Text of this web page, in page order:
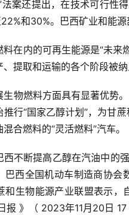
法案还提出，在技术可行性
和30%。巴西矿业和能
在内的可再生能源是“未来
提取和运输的各个阶段被
生物燃料方面具有显著优势
推行“国家乙醇计划”，为甘
合燃料的“灵活燃料”汽车。
西不断提高乙醇在汽油中的
巴西全国机动车制造商协会
和生物能源产业联盟表示，
报 》（ 2023年11月20日 17